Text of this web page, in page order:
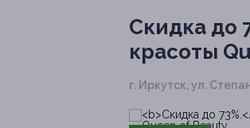
Скидка до
красоты
г. Иркутск, ул.